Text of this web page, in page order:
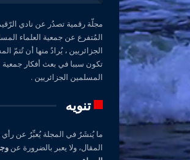
مجلّة رقمية تصدُر عن نادي
المُتفرع عن جمعية العلماء
الجزائريين ، يُرادُ منها أن تُتمّ
تكون سببا في بعث أفكار جمعية
المسلمين الجزائريين .
تنويه
ما يُنشَرُ في المجلة يُعبِّرُ عن
المقال، ولا يعبر بالضرورة عن